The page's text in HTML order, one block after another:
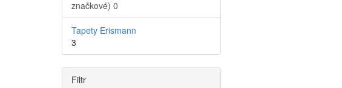
značkové) 0
Tapety Erismann
3
Filtr